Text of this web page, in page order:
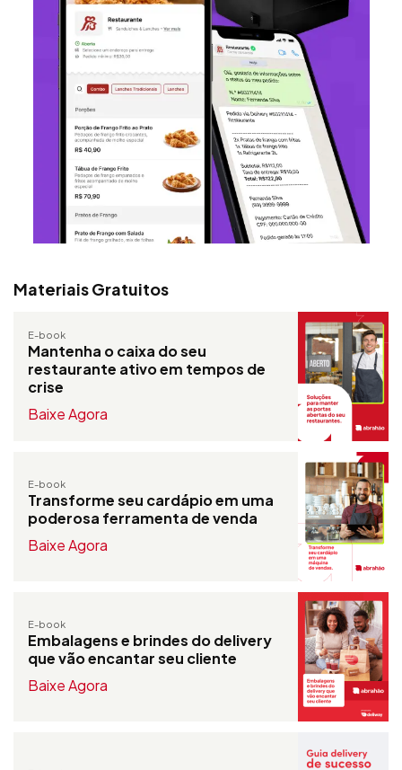
Materiais Gratuitos
E-book
Mantenha o caixa do seu
restaurante ativo em tempos de
crise
Baixe Agora
E-book
Transforme seu cardápio em uma
poderosa ferramenta de venda
Baixe Agora
E-book
Embalagens e brindes do delivery
que vão encantar seu cliente
Baixe Agora